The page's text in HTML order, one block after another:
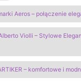
Aeros – połączenie
Violli – Stylowe
– komfortowe i